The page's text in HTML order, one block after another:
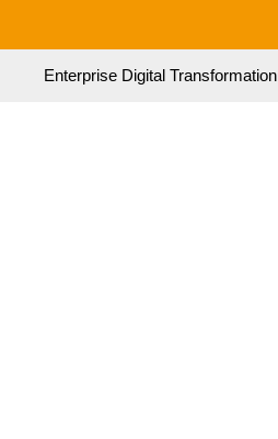
Enterprise Digital Transformation